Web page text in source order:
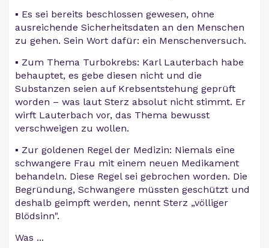
▪️ Es sei bereits beschlossen gewesen, ohne
ausreichende Sicherheitsdaten an den Menschen
zu gehen. Sein Wort dafür: ein Menschenversuch.
▪️ Zum Thema Turbokrebs: Karl Lauterbach habe
behauptet, es gebe diesen nicht und die
Substanzen seien auf Krebsentstehung geprüft
worden – was laut Sterz absolut nicht stimmt. Er
wirft Lauterbach vor, das Thema bewusst
verschweigen zu wollen.
▪️ Zur goldenen Regel der Medizin: Niemals eine
schwangere Frau mit einem neuen Medikament
behandeln. Diese Regel sei gebrochen worden. Die
Begründung, Schwangere müssten geschützt und
deshalb geimpft werden, nennt Sterz „völliger
Blödsinn".
Was ...